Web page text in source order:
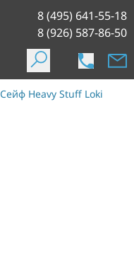
8 (495) 641-55-18
8 (926) 587-86-50
Сейф Heavy Stuff Loki